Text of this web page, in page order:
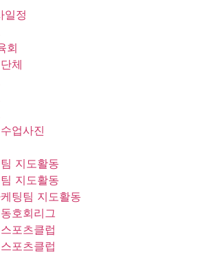
일정
회
체
업사진
지도활동
지도활동
팅팀 지도활동
호회리그
포츠클럽
포츠클럽